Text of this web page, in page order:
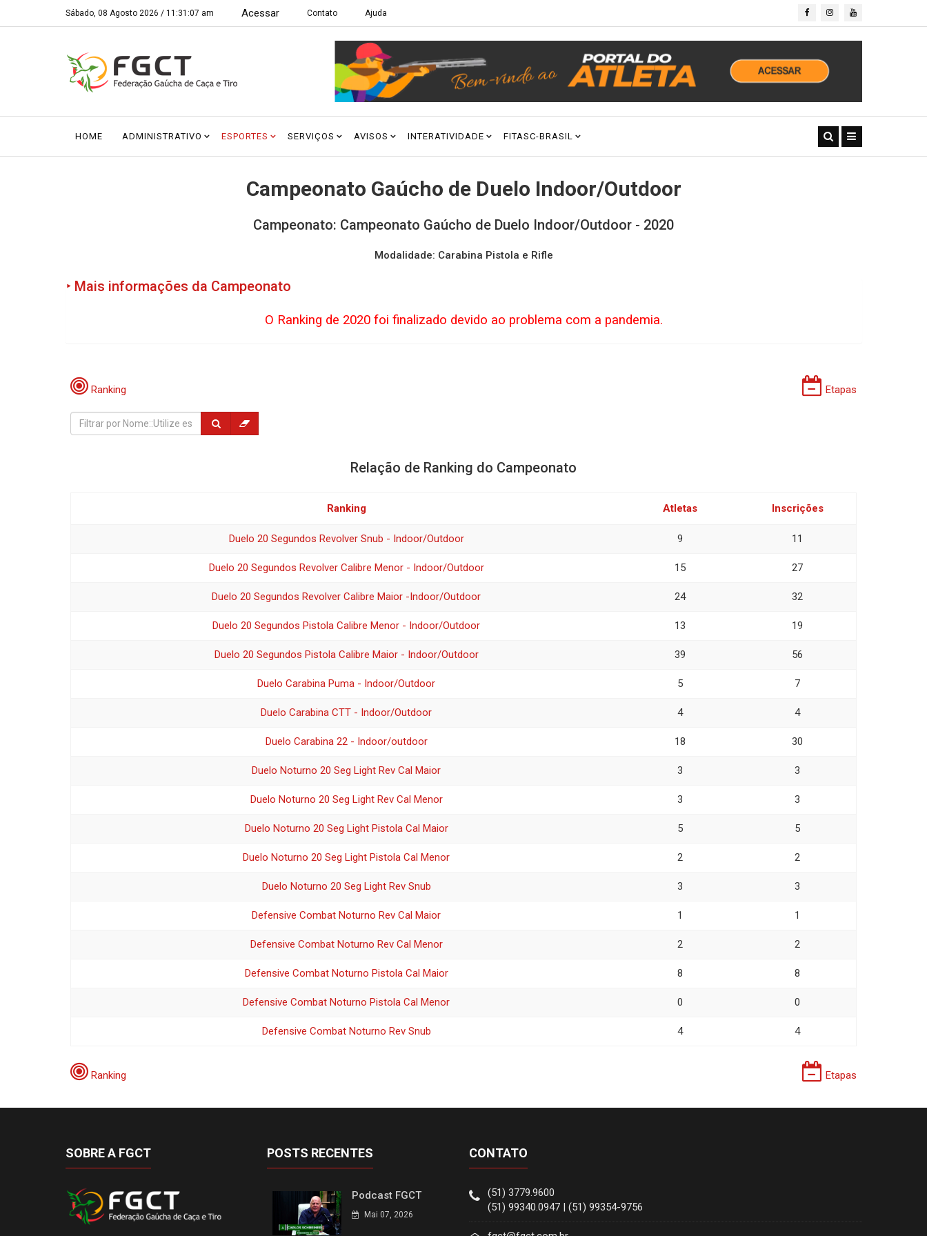
Sábado, 08 Agosto 2026 / 11:31:07 am Acessar Contato Ajuda
HOME ADMINISTRATIVO ESPORTES SERVIÇOS AVISOS INTERATIVIDADE FITASC-BRASIL
Campeonato Gaúcho de Duelo Indoor/Outdoor
Campeonato: Campeonato Gaúcho de Duelo Indoor/Outdoor - 2020
Modalidade: Carabina Pistola e Rifle
‣ Mais informações da Campeonato
O Ranking de 2020 foi finalizado devido ao problema com a pandemia.
Ranking Etapas
Relação de Ranking do Campeonato
Ranking Atletas Inscrições
Duelo 20 Segundos Revolver Snub - Indoor/Outdoor 9 11
Duelo 20 Segundos Revolver Calibre Menor - Indoor/Outdoor 15 27
Duelo 20 Segundos Revolver Calibre Maior -Indoor/Outdoor 24 32
Duelo 20 Segundos Pistola Calibre Menor - Indoor/Outdoor 13 19
Duelo 20 Segundos Pistola Calibre Maior - Indoor/Outdoor 39 56
Duelo Carabina Puma - Indoor/Outdoor 5 7
Duelo Carabina CTT - Indoor/Outdoor 4 4
Duelo Carabina 22 - Indoor/outdoor 18 30
Duelo Noturno 20 Seg Light Rev Cal Maior 3 3
Duelo Noturno 20 Seg Light Rev Cal Menor 3 3
Duelo Noturno 20 Seg Light Pistola Cal Maior 5 5
Duelo Noturno 20 Seg Light Pistola Cal Menor 2 2
Duelo Noturno 20 Seg Light Rev Snub 3 3
Defensive Combat Noturno Rev Cal Maior 1 1
Defensive Combat Noturno Rev Cal Menor 2 2
Defensive Combat Noturno Pistola Cal Maior 8 8
Defensive Combat Noturno Pistola Cal Menor 0 0
Defensive Combat Noturno Rev Snub 4 4
Ranking Etapas
SOBRE A FGCT POSTS RECENTES
Podcast FGCT
Mai 07, 2026
CONTATO
(51) 3779.9600
(51) 99340.0947 | (51) 99354-9756